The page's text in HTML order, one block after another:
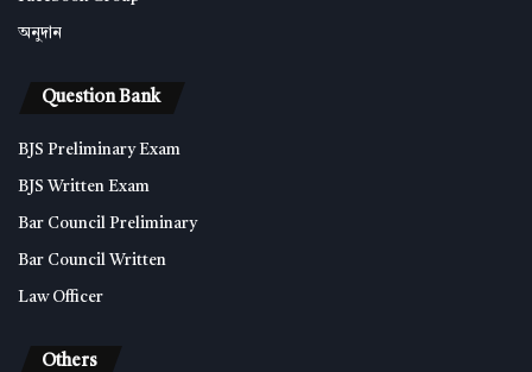
অনুদান
Question Bank
BJS Preliminary Exam
BJS Written Exam
Bar Council Preliminary
Bar Council Written
Law Officer
Others